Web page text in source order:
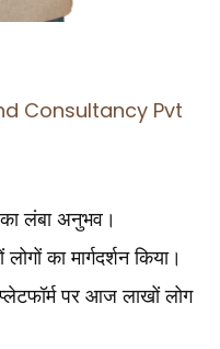
Consultancy Pvt
का लंबा अनुभव।
का मार्गदर्शन किया।
पर आज लाखों लोग